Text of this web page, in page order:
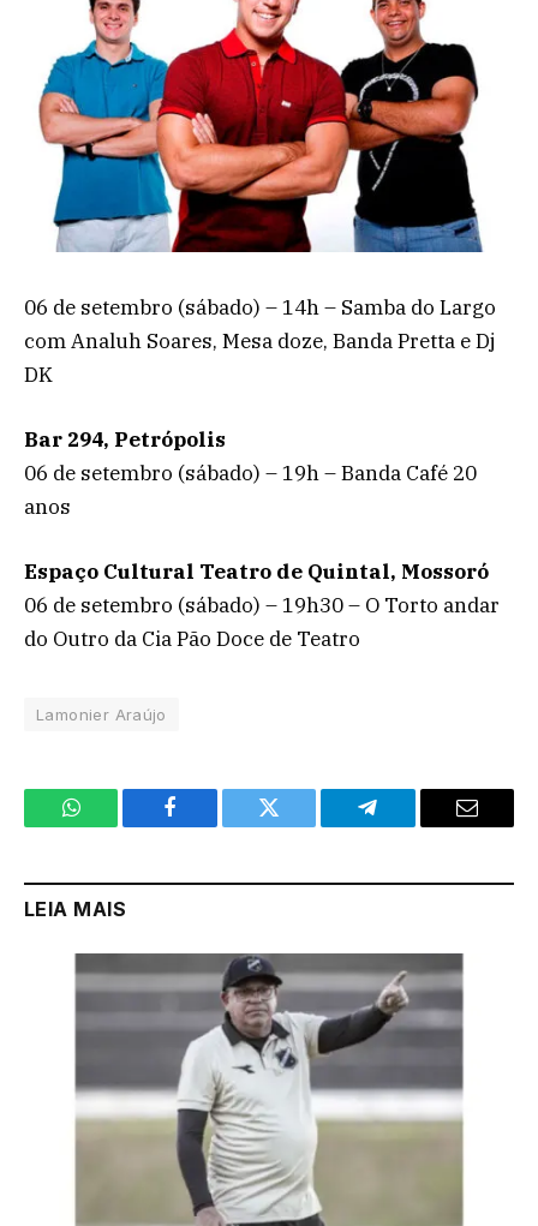
06 de setembro (sábado) – 14h – Samba do Largo
com Analuh Soares, Mesa doze, Banda Pretta e Dj
DK
Bar 294, Petrópolis
06 de setembro (sábado) – 19h – Banda Café 20
anos
Espaço Cultural Teatro de Quintal, Mossoró
06 de setembro (sábado) – 19h30 – O Torto andar
do Outro da Cia Pão Doce de Teatro
Lamonier Araújo
WhatsApp Facebook Twitter Telegram Email
LEIA MAIS